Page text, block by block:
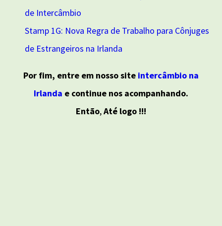
de Intercâmbio
Stamp 1G: Nova Regra de Trabalho para Cônjuges
de Estrangeiros na Irlanda
Por fim, entre em nosso site intercâmbio na
Irlanda e continue nos acompanhando.
Então,Até logo !!!